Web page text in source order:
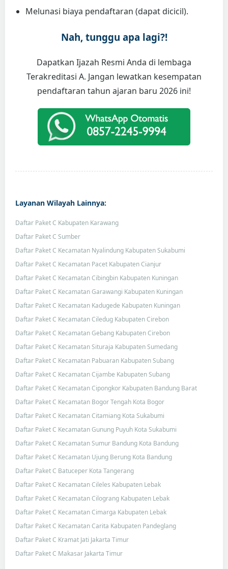
Melunasi biaya pendaftaran (dapat dicicil).
Nah, tunggu apa lagi?!
Dapatkan Ijazah Resmi Anda di lembaga
Terakreditasi A. Jangan lewatkan kesempatan
pendaftaran tahun ajaran baru 2026 ini!
Layanan Wilayah Lainnya:
Daftar Paket C Kabupaten Karawang
Daftar Paket C Sumber
Daftar Paket C Kecamatan Nyalindung Kabupaten Sukabumi
Daftar Paket C Kecamatan Pacet Kabupaten Cianjur
Daftar Paket C Kecamatan Cibingbin Kabupaten Kuningan
Daftar Paket C Kecamatan Garawangi Kabupaten Kuningan
Daftar Paket C Kecamatan Kadugede Kabupaten Kuningan
Daftar Paket C Kecamatan Ciledug Kabupaten Cirebon
Daftar Paket C Kecamatan Gebang Kabupaten Cirebon
Daftar Paket C Kecamatan Situraja Kabupaten Sumedang
Daftar Paket C Kecamatan Pabuaran Kabupaten Subang
Daftar Paket C Kecamatan Cijambe Kabupaten Subang
Daftar Paket C Kecamatan Cipongkor Kabupaten Bandung Barat
Daftar Paket C Kecamatan Bogor Tengah Kota Bogor
Daftar Paket C Kecamatan Citamiang Kota Sukabumi
Daftar Paket C Kecamatan Gunung Puyuh Kota Sukabumi
Daftar Paket C Kecamatan Sumur Bandung Kota Bandung
Daftar Paket C Kecamatan Ujung Berung Kota Bandung
Daftar Paket C Batuceper Kota Tangerang
Daftar Paket C Kecamatan Cileles Kabupaten Lebak
Daftar Paket C Kecamatan Cilograng Kabupaten Lebak
Daftar Paket C Kecamatan Cimarga Kabupaten Lebak
Daftar Paket C Kecamatan Carita Kabupaten Pandeglang
Daftar Paket C Kramat Jati Jakarta Timur
Daftar Paket C Makasar Jakarta Timur